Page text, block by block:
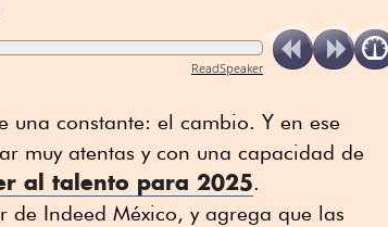
ReadSpeaker
una constante: el cambio. Y en ese
muy atentas y con una capacidad de
al talento para 2025.
de Indeed México, y agrega que las